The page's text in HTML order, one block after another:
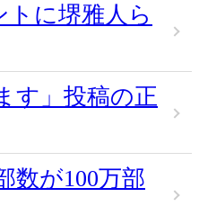
に堺雅人ら
す」投稿の正
数が100万部